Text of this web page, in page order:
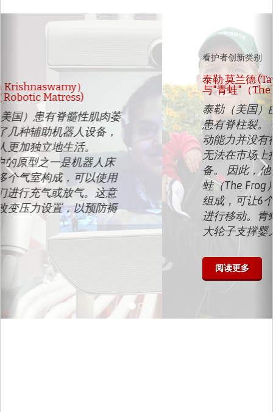
泰勒·莫兰德 (Taylor Moreland)
与"青蛙"（The Frog)
泰勒（美国）的儿子布罗迪（Brody）
患有脊柱裂。 他接受了几次手术，但行
动能力并没有得到改善，而他的家人也
无法在市场上找到能够帮助孩子的设
备。 因此，他们决定发明一个装置--青
蛙（The Frog）。它由带轮子的小工具
组成，可让6个月以上的婴儿利用手臂
进行移动。青蛙通过放置于臀部附近的
大轮子支撑婴儿的体重。
Previous